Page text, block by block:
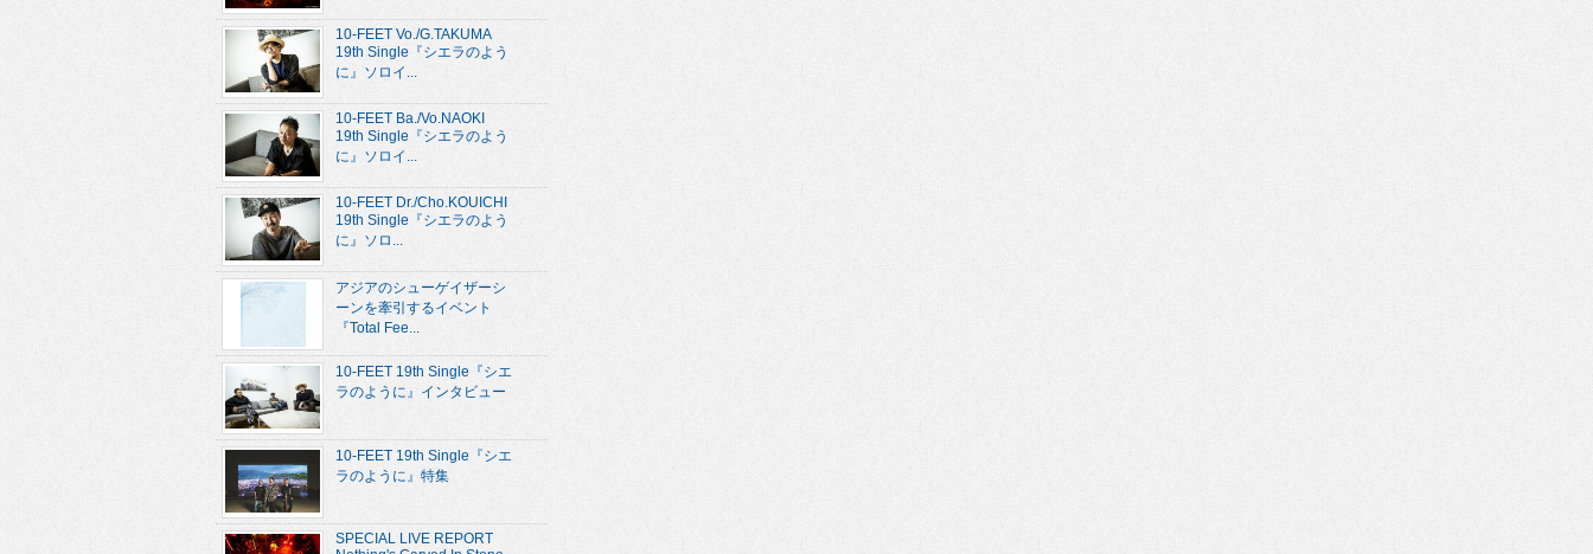
10-FEET Vo./G.TAKUMA
19th Single『シエラのよう
に』ソロイ...
10-FEET Ba./Vo.NAOKI
19th Single『シエラのよう
に』ソロイ...
10-FEET Dr./Cho.KOUICHI
19th Single『シエラのよう
に』ソロ...
アジアのシューゲイザーシ
ーンを牽引するイベント
『Total Fee...
10-FEET 19th Single『シエ
ラのように』インタビュー
10-FEET 19th Single『シエ
ラのように』特集
SPECIAL LIVE REPORT